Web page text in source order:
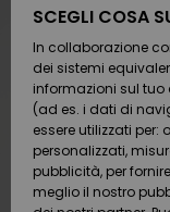
SURF
SNOW
OUTLET
SCEGLI COSA
In collaborazione
dei sistemi
informazioni sul tuo
(ad es. i dati di
essere utilizzati per:
personalizzati,
pubblicità, per
meglio il nostro